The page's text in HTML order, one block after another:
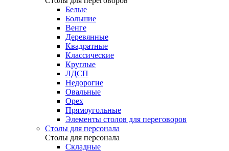
Белые
Большие
Венге
Деревянные
Квадратные
Классические
Круглые
ЛДСП
Недорогие
Овальные
Орех
Прямоугольные
Элементы столов для переговоров
Столы для персонала
Столы для персонала
Cкладные